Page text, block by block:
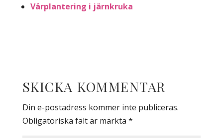
Vårplantering i järnkruka
SKICKA KOMMENTAR
Din e-postadress kommer inte publiceras.
Obligatoriska fält är märkta *